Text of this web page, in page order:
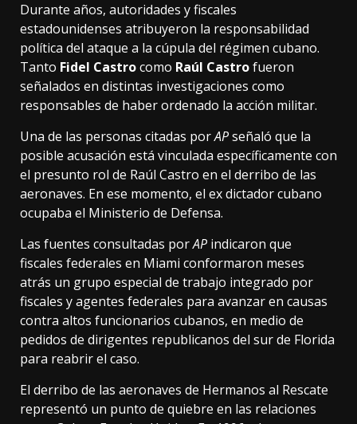
Durante años, autoridades y fiscales
estadounidenses atribuyeron la responsabilidad
política del ataque a la cúpula del régimen cubano.
Tanto Fidel Castrocomo Raúl Castrofueron
señalados en distintas investigaciones como
responsables de haber ordenado la acción militar.
Una de las personas citadas porAPseñaló que la
posible acusación está vinculada específicamente con
el presunto rol de Raúl Castro en el derribo de las
aeronaves. En ese momento, el ex dictador cubano
ocupaba el Ministerio de Defensa.
Las fuentes consultadas porAP indicaron que
fiscales federales en Miami conformaron meses
atrás un grupo especial de trabajo integrado por
fiscales y agentes federales para avanzar en causas
contra altos funcionarios cubanos, en medio de
pedidos de dirigentes republicanos del sur de Florida
para reabrir el caso.
El derribo de las aeronaves de Hermanos al Rescate
representó un punto de quiebre en las relaciones